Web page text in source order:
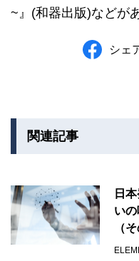
~』(和器出版)などが
シェ
関連記事
日
い
（